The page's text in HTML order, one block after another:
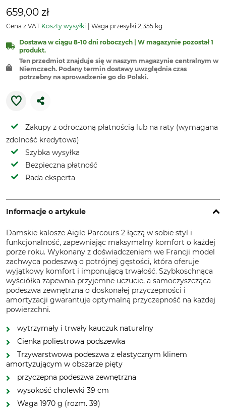
659,00 zł
Cena z VAT Koszty wysyłki Waga przesyłki 2,355 kg
Dostawa w ciągu 8-10 dni roboczych | W magazynie pozostał 1
produkt.
Ten przedmiot znajduje się w naszym magazynie centralnym w
Niemczech. Podany termin dostawy uwzględnia czas
potrzebny na sprowadzenie go do Polski.
Zakupy z odroczoną płatnością lub na raty (wymagana
zdolność kredytowa)
Szybka wysyłka
Bezpieczna płatność
Rada eksperta
Informacje o artykule
Damskie kalosze Aigle Parcours 2 łączą w sobie styl i
funkcjonalność, zapewniając maksymalny komfort o każdej
porze roku. Wykonany z doświadczeniem we Francji model
zachwyca podeszwą o potrójnej gęstości, która oferuje
wyjątkowy komfort i imponującą trwałość. Szybkoschnąca
wyściółka zapewnia przyjemne uczucie, a samoczyszcząca
podeszwa zewnętrzna o doskonałej przyczepności i
amortyzacji gwarantuje optymalną przyczepność na każdej
powierzchni.
wytrzymały i trwały kauczuk naturalny
Cienka poliestrowa podszewka
Trzywarstwowa podeszwa z elastycznym klinem
amortyzującym w obszarze pięty
przyczepna podeszwa zewnętrzna
wysokość cholewki 39 cm
Waga 1970 g (rozm. 39)